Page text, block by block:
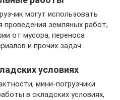
могут использовать
земляных работ,
от мусора, переноса
и прочих задач.
условиях
мини-погрузчики
в складских условиях,